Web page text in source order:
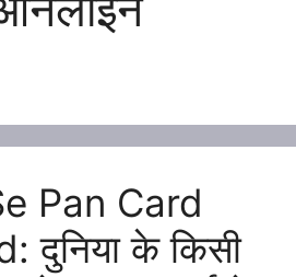
Pan Card
दुनिया के किसी